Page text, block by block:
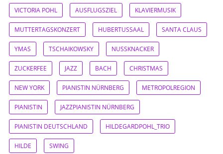
VICTORIA POHL AUSFLUGSZIEL KLAVIERMUSIK
MUTTERTAGSKONZERT HUBERTUSSAAL SANTA CLAUS
YMAS TSCHAIKOWSKY NUSSKNACKER
ZUCKERFEE JAZZ BACH CHRISTMAS
NEW YORK PIANISTIN NÜRNBERG METROPOLREGION
PIANISTIN JAZZPIANISTIN NÜRNBERG
PIANISTIN DEUTSCHLAND HILDEGARDPOHL_TRIO
HILDE SWING